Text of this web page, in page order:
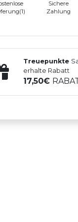
Sichere
Zahlung
Treuepunkte
erhalte Rabatt
17,50